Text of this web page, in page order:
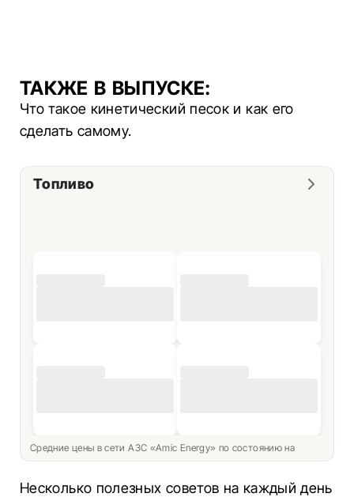
ТАКЖЕ В ВЫПУСКЕ:
Что такое кинетический песок и как его
сделать самому.
Топливо
Средние цены в сети АЗС «Amic Energy» по состоянию на
Несколько полезных советов на каждый день